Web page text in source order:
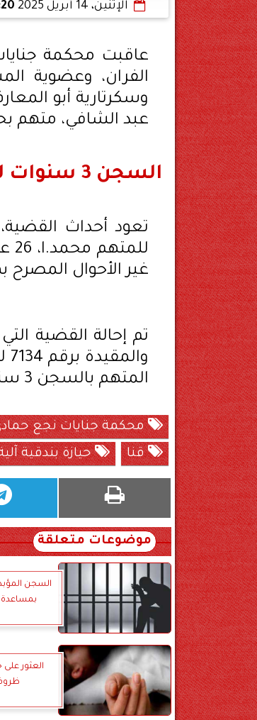
الإثنين، 14 أبريل 2025
عاقبت محكمة
الفران، وعضوية
وسكرتارية أبو
عبد الشافي، متهم بحيازة بندقية
السجن 3 سنوات لمتهم بحيازة بندقية وطلقات في قنا
غير الأحوال المصرح
المتهم بالسجن 3 سنوات.
محكمة جنايات نجع
قنا
حيازة بندقية آلية و 7 طلقات
موضوعات متعلقة
السجن
بمساعدة